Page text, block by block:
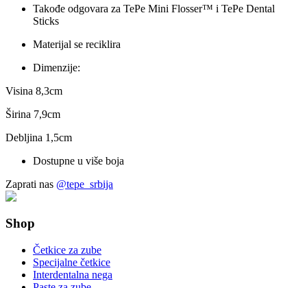
Takođe odgovara za TePe Mini Flosser™ i TePe Dental
Sticks
Materijal se reciklira
Dimenzije:
Visina 8,3cm
Širina 7,9cm
Debljina 1,5cm
Dostupne u više boja
Zaprati nas @tepe_srbija
Shop
Četkice za zube
Specijalne četkice
Interdentalna nega